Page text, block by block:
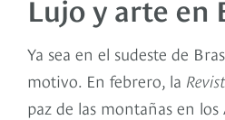
Lujo y arte en
Ya sea en el sudeste de
motivo. En febrero, la
paz de las montañas en